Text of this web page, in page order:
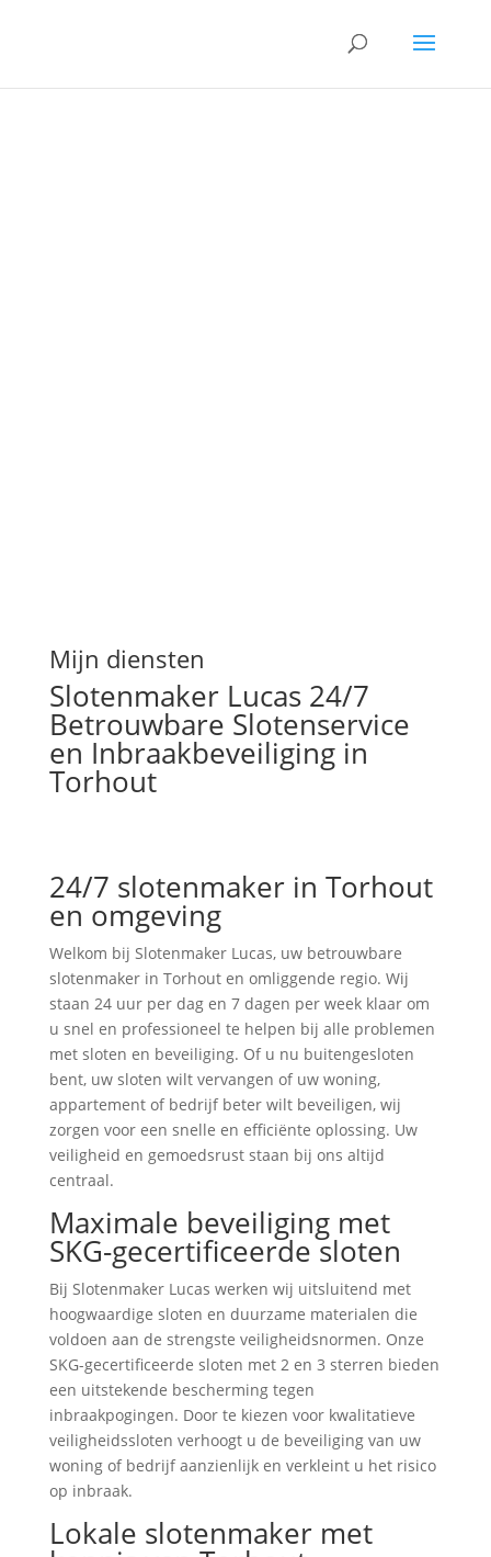
Mijn diensten
Slotenmaker Lucas 24/7
Betrouwbare Slotenservice
en Inbraakbeveiliging in
Torhout
24/7 slotenmaker in Torhout
en omgeving
Welkom bij Slotenmaker Lucas, uw betrouwbare
slotenmaker in Torhout en omliggende regio. Wij
staan 24 uur per dag en 7 dagen per week klaar om
u snel en professioneel te helpen bij alle problemen
met sloten en beveiliging. Of u nu buitengesloten
bent, uw sloten wilt vervangen of uw woning,
appartement of bedrijf beter wilt beveiligen, wij
zorgen voor een snelle en efficiënte oplossing. Uw
veiligheid en gemoedsrust staan bij ons altijd
centraal.
Maximale beveiliging met
SKG-gecertificeerde sloten
Bij Slotenmaker Lucas werken wij uitsluitend met
hoogwaardige sloten en duurzame materialen die
voldoen aan de strengste veiligheidsnormen. Onze
SKG-gecertificeerde sloten met 2 en 3 sterren bieden
een uitstekende bescherming tegen
inbraakpogingen. Door te kiezen voor kwalitatieve
veiligheidssloten verhoogt u de beveiliging van uw
woning of bedrijf aanzienlijk en verkleint u het risico
op inbraak.
Lokale slotenmaker met